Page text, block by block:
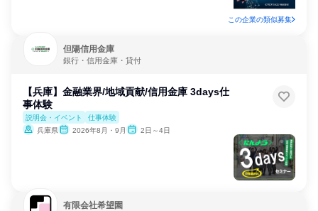
この企業の類似募集
但陽信用金庫
銀行・信用金庫・貸付
【兵庫】金融業界/地域貢献/信用金庫 3days仕
事体験
説明会・イベント
仕事体験
兵庫県
2026年8月・9月 2日～4日
有限会社希望園